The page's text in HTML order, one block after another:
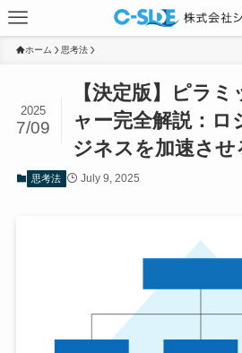
ホーム 思考法
【決定版】ピラ
ャー完全解説：
ジネスを加速させ
2025
7/09
思考法 July 9, 2025